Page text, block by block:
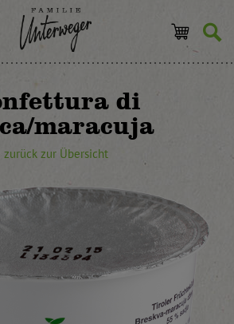
di
maracuja
zurück zur Übersicht